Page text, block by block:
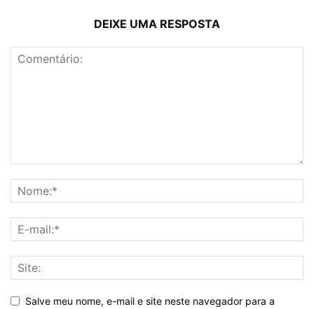
DEIXE UMA RESPOSTA
Salve meu nome, e-mail e site neste navegador para a